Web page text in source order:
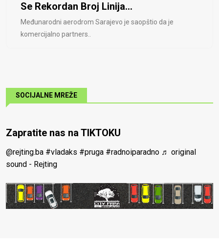
Se Rekordan Broj Linija...
Međunarodni aerodrom Sarajevo je saopštio da je
komercijalno partners..
SOCIJALNE MREŽE
Zapratite nas na TIKTOKU
@rejting.ba #vladaks #pruga #radnoiparadno ♬ original
sound - Rejting